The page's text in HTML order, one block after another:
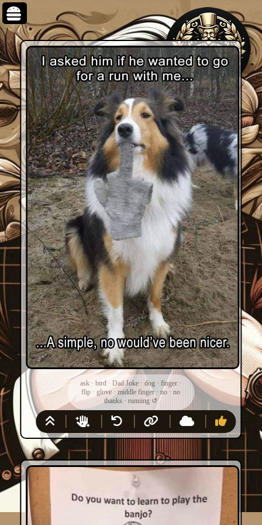
ask ·bird ·Dad Joke ·dog ·finger ·
flip ·glove ·middle finger ·no ·no
thanks ·running ↺